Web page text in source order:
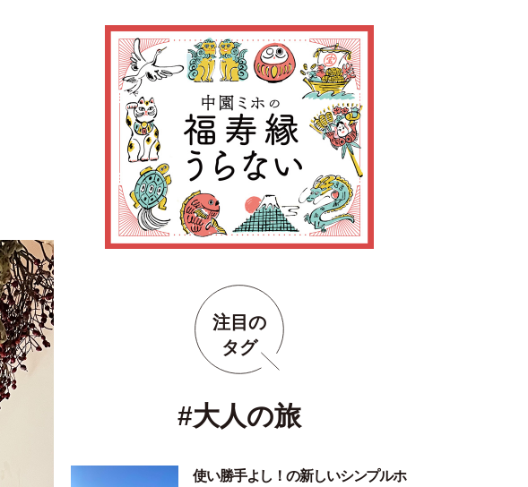
注目の
タグ
#大人の旅
使い勝手よし！の新しいシンプルホ